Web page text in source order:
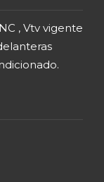
, Vtv vigente